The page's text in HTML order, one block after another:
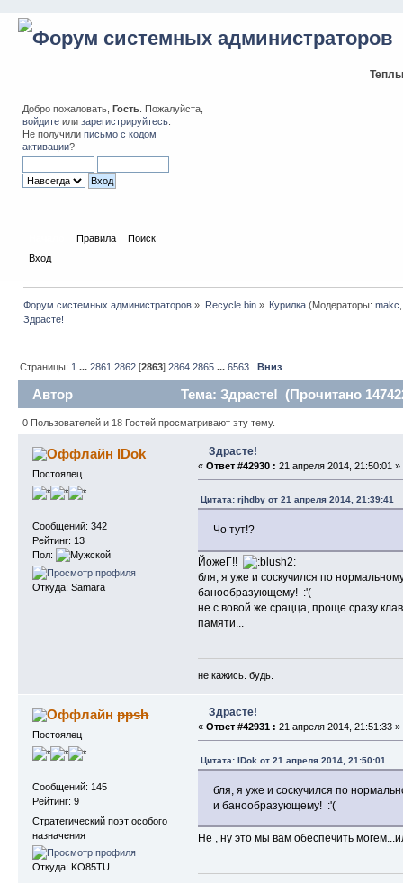
Добро пожаловать, Гость . Пожалуйста,
войдите или зарегистрируйтесь
Не получили письмо с кодом
активации?
Правила
Поиск
Вход
Форум системных администраторов » Recycle bin» Курилка(Модераторы: makc
Здрасте!
Страницы: 1 ...2861 2862 [2863]2864 2865 ...6563 Вниз
Автор Тема: Здрасте! (Прочитано
0 Пользователей и 18 Гостей просматривают эту тему.
IDok
Постоялец
Сообщений: 342
Рейтинг: 13
Пол:
Откуда: Samara
Здрасте!
« Ответ #42930 : 21 апреля 2014, 21:50:01 »
Цитата: rjhdby от 21 апреля 2014, 21:39:41
Чо тут!?
ЙожеГ!!
бля, я уже и соскучился по
банообразующему! :'(
не с вовой же срацца, проще сразу
памяти...
не кажись. будь.
ppsh
Постоялец
Сообщений: 145
Рейтинг: 9
Стратегический поэт особого
назначения
Откуда: KO85TU
Здрасте!
« Ответ #42931 : 21 апреля 2014, 21:51:33 »
Цитата: IDok от 21 апреля 2014, 21:50:01
бля, я уже и соскучился по
и банообразующему! :'(
Не , ну это мы вам обеспечить